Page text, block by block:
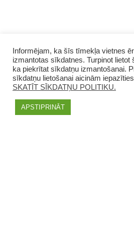
Informējam, ka šīs tīmekļa vietnes
izmantotas sīkdatnes. Turpinot lietot
ka piekrītat sīkdatņu izmantošanai.
sīkdatņu lietošanai aicinām
SKATĪT SĪKDATŅU POLITIKU.
APSTIPRINĀT